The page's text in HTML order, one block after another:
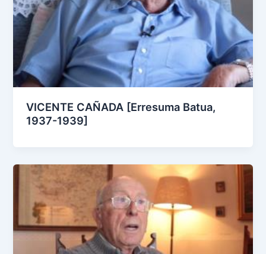
VICENTE CAÑADA [Erresuma Batua,
1937-1939]